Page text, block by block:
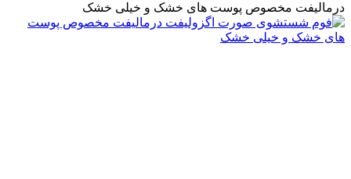
درمالیفت مخصوص پوست های خشک و خیلی خشک